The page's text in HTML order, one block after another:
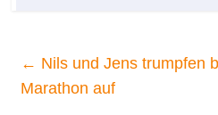
← Nils und Jens trumpfen
Marathon auf